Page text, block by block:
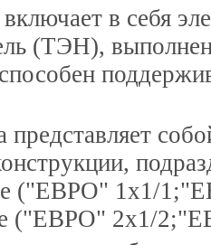
в себя
(ТЭН),
представляет
("ЕВРО" 1х1/
("ЕВРО" 2х1/